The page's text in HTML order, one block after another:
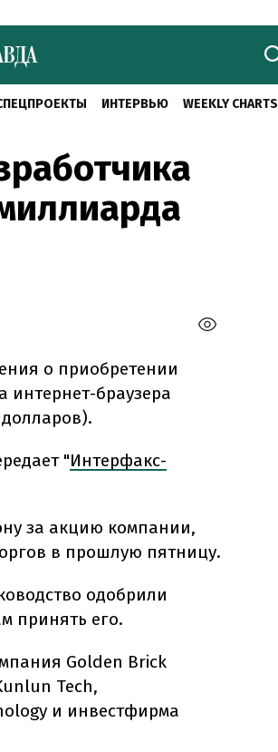
ИНТЕРВЬЮ WEEKLY CHARTS
о приобретении
интернет-браузера
"Интерфакс-
за акцию компании,
в прошлую пятницу.
одобрили
принять его.
Golden Brick
Tech,
и инвестфирма